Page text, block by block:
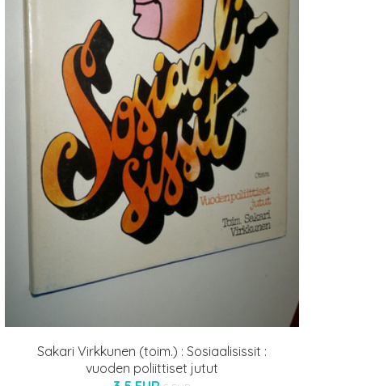
Sakari Virkkunen (toim.) : Sosiaalisissit :
vuoden poliittiset jutut